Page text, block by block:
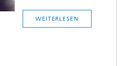
WEITERLESEN